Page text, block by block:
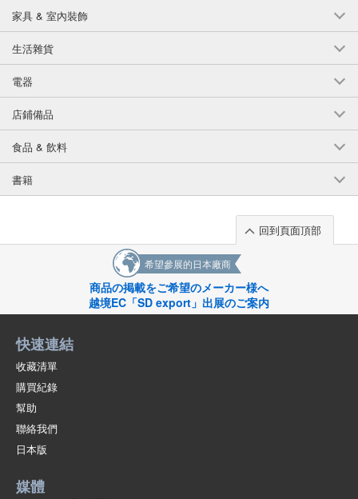
家具 & 室內裝飾
生活雜貨
電器
店鋪備品
食品 & 飲料
書籍
回到頁面頂部
希望參展的日本廠商
商品の掲載をご希望のメーカー様へ
越境EC「SD export」出展のご案内
快速連結
收藏清單
購買紀錄
幫助
聯絡我們
日本版
媒體